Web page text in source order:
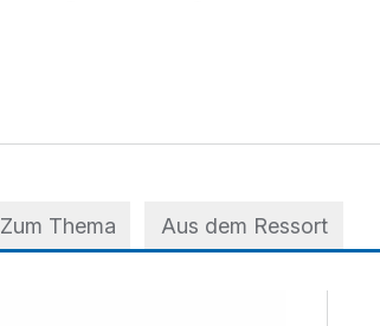
Zum Thema Aus dem Ressort